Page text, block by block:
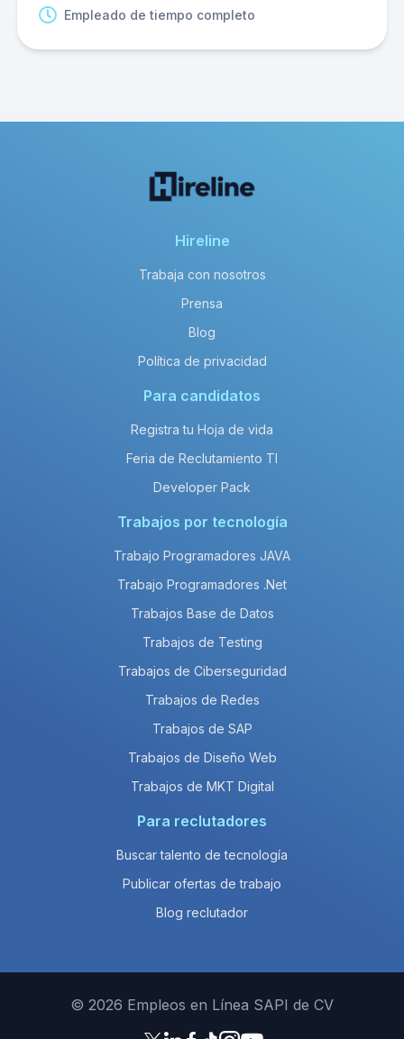
Empleado de tiempo completo
Hireline
Trabaja con nosotros
Prensa
Blog
Política de privacidad
Para candidatos
Registra tu Hoja de vida
Feria de Reclutamiento TI
Developer Pack
Trabajos por tecnología
Trabajo Programadores JAVA
Trabajo Programadores .Net
Trabajos Base de Datos
Trabajos de Testing
Trabajos de Ciberseguridad
Trabajos de Redes
Trabajos de SAP
Trabajos de Diseño Web
Trabajos de MKT Digital
Para reclutadores
Buscar talento de tecnología
Publicar ofertas de trabajo
Blog reclutador
© 2026 Empleos en Línea SAPI de CV